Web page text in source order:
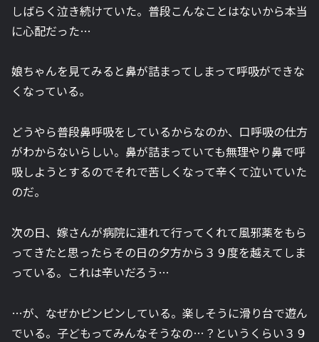
しばらく泣き続けていた。普段こんなことはないから本当
に心配だった…
娘ちゃんを見てみると鼻が詰まってしまって呼吸ができな
くなっている。
どうやら普段鼻呼吸をしているからなのか、口呼吸の仕方
がわからないらしい。鼻が詰まっていても無理やり鼻で呼
吸しようとするのでそれで苦しくなって辛くて泣いていた
のだ。
次の日、嫁さんが病院に連れて行ってくれて風邪薬をもら
ってきたと思ったらその日の夕方から３９度を越えてしま
っている。これは辛いだろう…
…が、なぜかピンピンしている。楽しそうに滑り台で遊ん
でいる。子どもってみんなそうなの…？というくらい３９